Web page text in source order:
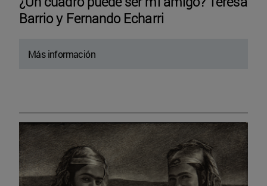
Barrio y Fernando Echarri
Más información